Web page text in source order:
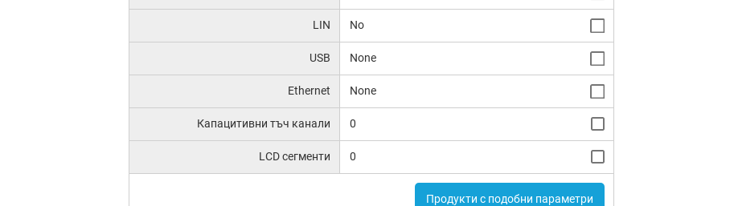
LIN No
USB None
Ethernet None
Капацитивни тъч канали 0
LCD сегменти 0
Продукти с подобни параметри